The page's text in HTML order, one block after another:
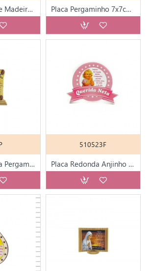
Íman e Placa de Madeira, Capela de Nª Sra Fátima Placa Pergaminho 7x7cm C/ N. Sra de Fátima
Placa de Fátima Pergaminho
510523F
Placa Redonda Anjinho 12*10 cm